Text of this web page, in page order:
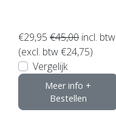
€29,95 €45,00 incl. btw
(excl. btw €24,75)
Vergelijk
Meer info +
Bestellen